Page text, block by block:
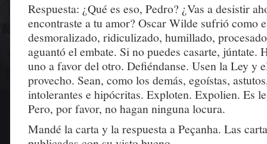
Respuesta: ¿Qué es eso, Pedro? ¿Vas a desistir
encontraste a tu amor? Oscar Wilde sufrió como
desmoralizado, ridiculizado, humillado,
aguantó el embate. Si no puedes casarte, júntate.
uno a favor del otro. Defiéndanse. Usen la Ley y
provecho. Sean, como los demás, egoístas,
intolerantes e hipócritas. Exploten. Expolien. Es
Pero, por favor, no hagan ninguna locura.
Mandé la carta y la respuesta a Peçanha. Las